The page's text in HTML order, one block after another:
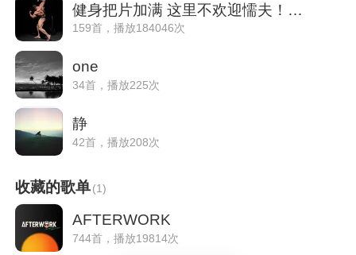
健身把片加满 这里不欢迎懦夫！｜精神氮泵
159首，播放184046次
one
34首，播放225次
静
42首，播放208次
收藏的歌单(1)
AFTERWORK
744首，播放19814次